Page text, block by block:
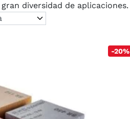
diversidad de aplicaciones.
-20%